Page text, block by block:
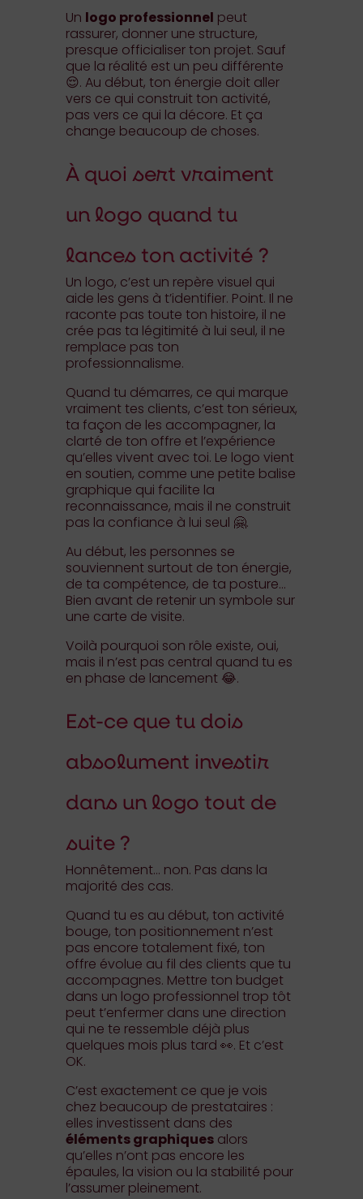
Un logo professionnel peut
rassurer, donner une structure,
presque officialiser ton projet. Sauf
que la réalité est un peu différente
😌. Au début, ton énergie doit aller
vers ce qui construit ton activité,
pas vers ce qui la décore. Et ça
change beaucoup de choses.
À quoi sert vraiment
un logo quand tu
lances ton activité ?
Un logo, c’est un repère visuel qui
aide les gens à t’identifier. Point. Il ne
raconte pas toute ton histoire, il ne
crée pas ta légitimité à lui seul, il ne
remplace pas ton
professionnalisme.
Quand tu démarres, ce qui marque
vraiment tes clients, c’est ton sérieux,
ta façon de les accompagner, la
clarté de ton offre et l’expérience
qu’elles vivent avec toi. Le logo vient
en soutien, comme une petite balise
graphique qui facilite la
reconnaissance, mais il ne construit
pas la confiance à lui seul 🤗.
Au début, les personnes se
souviennent surtout de ton énergie,
de ta compétence, de ta posture…
Bien avant de retenir un symbole sur
une carte de visite.
Voilà pourquoi son rôle existe, oui,
mais il n’est pas central quand tu es
en phase de lancement 😂.
Est-ce que tu dois
absolument investir
dans un logo tout de
suite ?
Honnêtement… non. Pas dans la
majorité des cas.
Quand tu es au début, ton activité
bouge, ton positionnement n’est
pas encore totalement fixé, ton
offre évolue au fil des clients que tu
accompagnes. Mettre ton budget
dans un logo professionnel trop tôt
peut t’enfermer dans une direction
qui ne te ressemble déjà plus
quelques mois plus tard 👀. Et c’est
OK.
C’est exactement ce que je vois
chez beaucoup de prestataires :
elles investissent dans des
éléments graphiquesalors
qu’elles n’ont pas encore les
épaules, la vision ou la stabilité pour
l’assumer pleinement.